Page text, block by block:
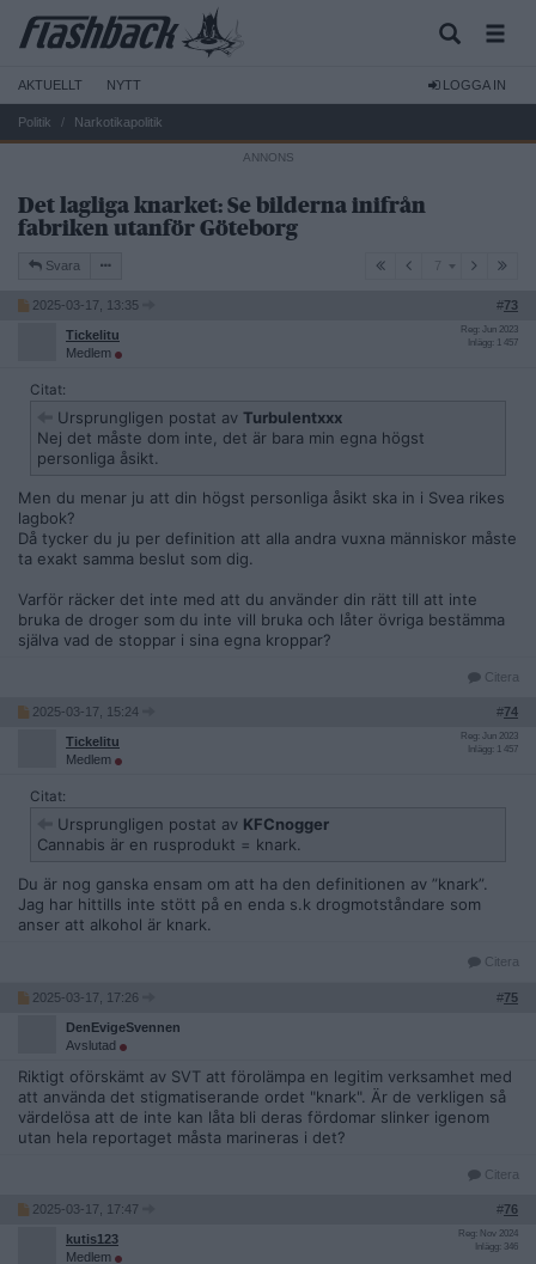
AKTUELLT NYTT LOGGA IN
Politik Narkotikapolitik
Det lagliga knarket: Se bilderna inifrån
fabriken utanför Göteborg
Svara
2025-03-17, 13:35 #73
Tickelitu
Medlem
Reg: Jun 2023
Inlägg: 1 457
Citat:
Ursprungligen postat av Turbulentxxx
Nej det måste dom inte, det är bara min egna högst
personliga åsikt.
Men du menar ju att din högst personliga åsikt ska in i Svea rikes
lagbok?
Då tycker du ju per definition att alla andra vuxna människor måste
ta exakt samma beslut som dig.
Varför räcker det inte med att du använder din rätt till att inte
bruka de droger som du inte vill bruka och låter övriga bestämma
själva vad de stoppar i sina egna kroppar?
Citera
2025-03-17, 15:24 #74
Tickelitu
Medlem
Reg: Jun 2023
Inlägg: 1 457
Citat:
Ursprungligen postat av KFCnogger
Cannabis är en rusprodukt = knark.
Du är nog ganska ensam om att ha den definitionen av ”knark”.
Jag har hittills inte stött på en enda s.k drogmotståndare som
anser att alkohol är knark.
Citera
2025-03-17, 17:26 #75
DenEvigeSvennen
Avslutad
Riktigt oförskämt av SVT att förolämpa en legitim verksamhet med
att använda det stigmatiserande ordet "knark". Är de verkligen så
värdelösa att de inte kan låta bli deras fördomar slinker igenom
utan hela reportaget måsta marineras i det?
Citera
2025-03-17, 17:47 #76
kutis123
Medlem
Reg: Nov 2024
Inlägg: 346